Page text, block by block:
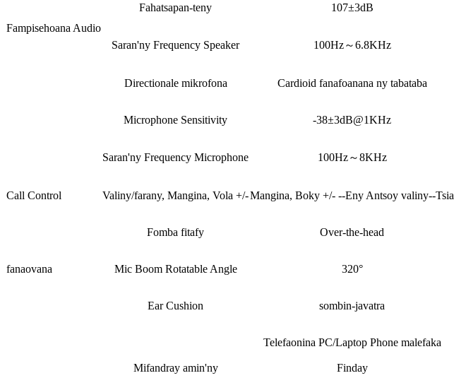
Fampisehoana Audio
Fahatsapan-teny 107±3dB
Saran'ny Frequency Speaker 100Hz～6.8KHz
Directionale mikrofona Cardioid fanafoanana ny tabataba
Microphone Sensitivity -38±3dB@1KHz
Saran'ny Frequency Microphone 100Hz～8KHz
Call Control Valiny/farany, Mangina, Vola +/-Mangina, Boky +/- --Eny Antsoy valiny--Tsia
fanaovana
Fomba fitafy Over-the-head
Mic Boom Rotatable Angle 320°
Ear Cushion sombin-javatra
Mifandray amin'ny
Telefaonina PC/Laptop Phone malefaka
Finday